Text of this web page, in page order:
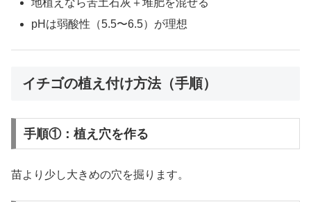
pHは弱酸性（5.5〜6.5）が理想
イチゴの植え付け方法（手順）
手順①：植え穴を作る
苗より少し大きめの穴を掘ります。